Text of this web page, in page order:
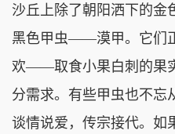
沙丘上除了朝阳洒下的金
黑色甲虫——漠甲。它们
欢——取食小果白刺的果
分需求。有些甲虫也不忘
谈情说爱，传宗接代。如